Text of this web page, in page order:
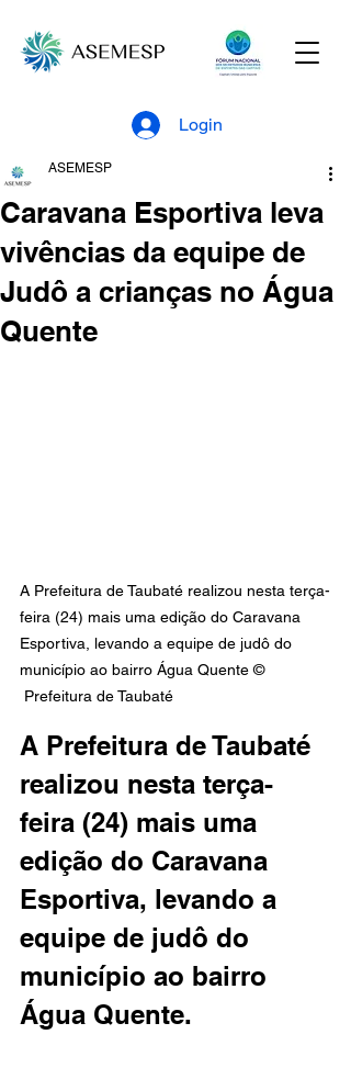
Login
Caravana Esportiva leva
vivências da equipe de
Judô a crianças no Água
Quente
ASEMESP
A Prefeitura de Taubaté realizou nesta terça-
feira (24) mais uma edição do Caravana
Esportiva, levando a equipe de judô do
município ao bairro Água Quente ©
Prefeitura de Taubaté
A Prefeitura de Taubaté
realizou nesta terça-
feira (24) mais uma
edição do Caravana
Esportiva, levando a
equipe de judô do
município ao bairro
Água Quente.